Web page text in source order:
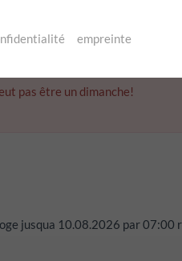
pas être un dimanche!
jusqua 10.08.2026 par07:00
empreinte